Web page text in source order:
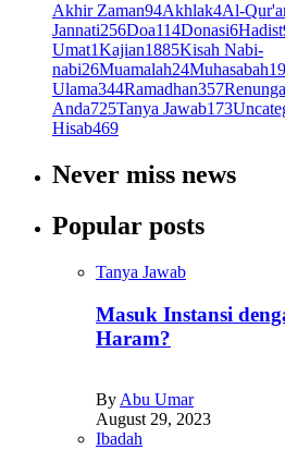
Akhir Zaman94Akhlak4Al-
Jannati256Doa114Donasi6Hadist
Umat1Kajian1885Kisah Nabi-
nabi26Muamalah24Muhasabah
Ulama344Ramadhan357
Anda725Tanya Jawab173
Hisab469
Never miss news
Popular posts
Tanya Jawab
Masuk Instansi
Haram?
By Abu Umar
August 29, 2023
Ibadah